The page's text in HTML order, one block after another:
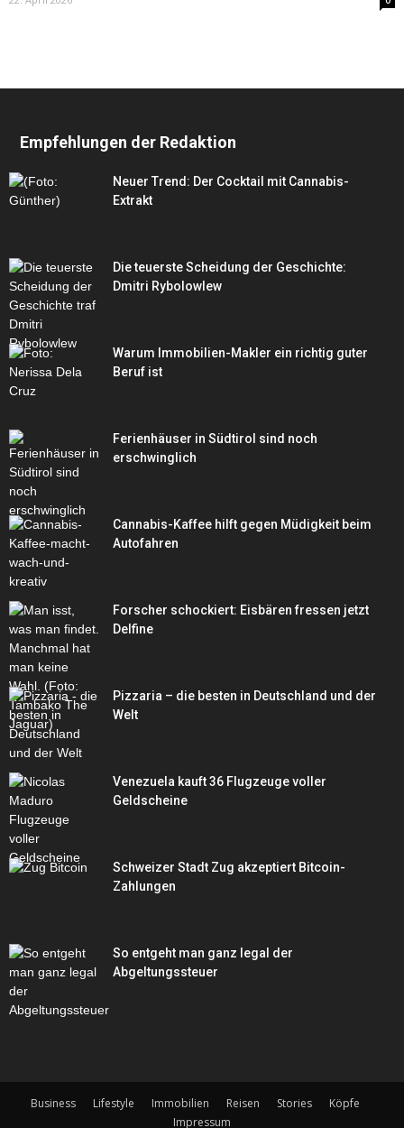
Empfehlungen der Redaktion
Neuer Trend: Der Cocktail mit Cannabis-
Extrakt
Die teuerste Scheidung der Geschichte:
Dmitri Rybolowlew
Warum Immobilien-Makler ein richtig guter
Beruf ist
Ferienhäuser in Südtirol sind noch
erschwinglich
Cannabis-Kaffee hilft gegen Müdigkeit beim
Autofahren
Forscher schockiert: Eisbären fressen jetzt
Delfine
Pizzaria – die besten in Deutschland und der
Welt
Venezuela kauft 36 Flugzeuge voller
Geldscheine
Schweizer Stadt Zug akzeptiert Bitcoin-
Zahlungen
So entgeht man ganz legal der
Abgeltungssteuer
Business Lifestyle Immobilien Reisen Stories
Köpfe
Impressum